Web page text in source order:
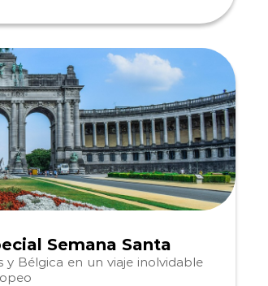
Semana Santa
y Bélgica en un viaje inolvidable